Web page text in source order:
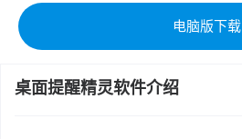
电脑版下载
桌面提醒精灵软件介绍